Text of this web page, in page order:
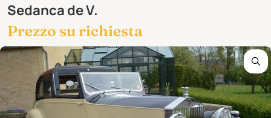
Sedanca de V.
Prezzo su richiesta